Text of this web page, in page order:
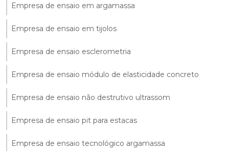
Empresa de ensaio em argamassa
Empresa de ensaio em tijolos
Empresa de ensaio esclerometria
Empresa de ensaio módulo de elasticidade concreto
Empresa de ensaio não destrutivo ultrassom
Empresa de ensaio pit para estacas
Empresa de ensaio tecnológico argamassa